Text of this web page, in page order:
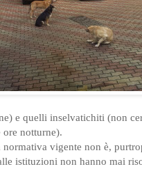
e quelli inselvatichiti (non
ore notturne).
vigente non è,
istituzioni non hanno mai